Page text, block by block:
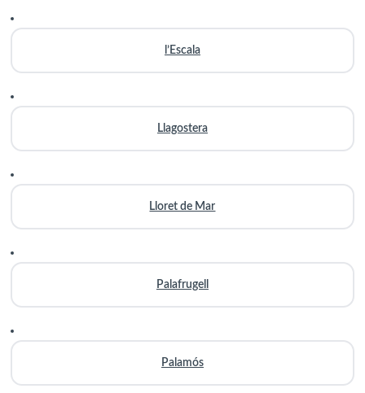
l’Escala
Llagostera
Lloret de Mar
Palafrugell
Palamós